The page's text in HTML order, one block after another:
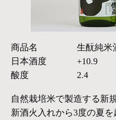
商品名
生酛純米
日本酒度
+10.9
酸度
2.4
自然栽培米で製造する新
新酒火入れから3度の夏